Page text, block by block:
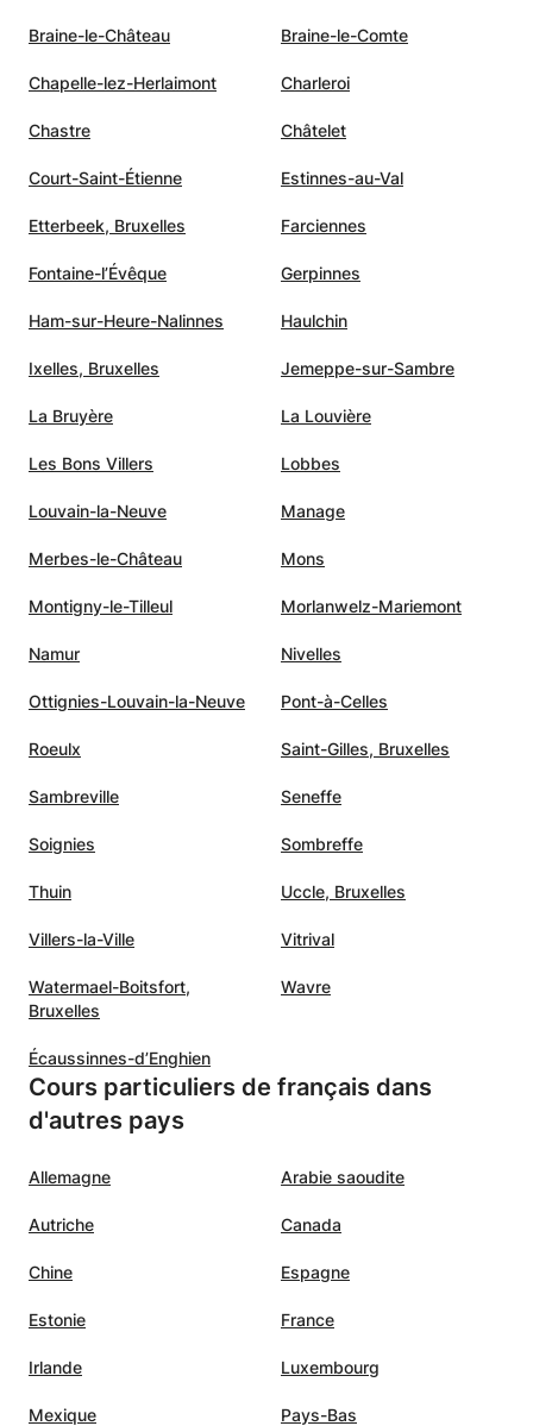
Braine-le-Château Braine-le-Comte
Chapelle-lez-Herlaimont Charleroi
Chastre Châtelet
Court-Saint-Étienne Estinnes-au-Val
Etterbeek, Bruxelles Farciennes
Fontaine-l’Évêque Gerpinnes
Ham-sur-Heure-Nalinnes Haulchin
Ixelles, Bruxelles Jemeppe-sur-Sambre
La Bruyère La Louvière
Les Bons Villers Lobbes
Louvain-la-Neuve Manage
Merbes-le-Château Mons
Montigny-le-Tilleul Morlanwelz-Mariemont
Namur Nivelles
Ottignies-Louvain-la-Neuve Pont-à-Celles
Roeulx Saint-Gilles, Bruxelles
Sambreville Seneffe
Soignies Sombreffe
Thuin Uccle, Bruxelles
Villers-la-Ville Vitrival
Watermael-Boitsfort,
Bruxelles
Wavre
Écaussinnes-d’Enghien
Cours particuliers de français dans
d'autres pays
Allemagne Arabie saoudite
Autriche Canada
Chine Espagne
Estonie France
Irlande Luxembourg
Mexique Pays-Bas